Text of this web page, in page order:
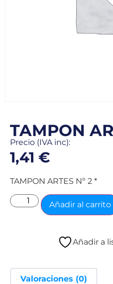
TAMPON
Precio (IVA inc):
1,41 €
TAMPON ARTES Nº 2 *
Añadir al carrito
Añadir a
Valoraciones (0)